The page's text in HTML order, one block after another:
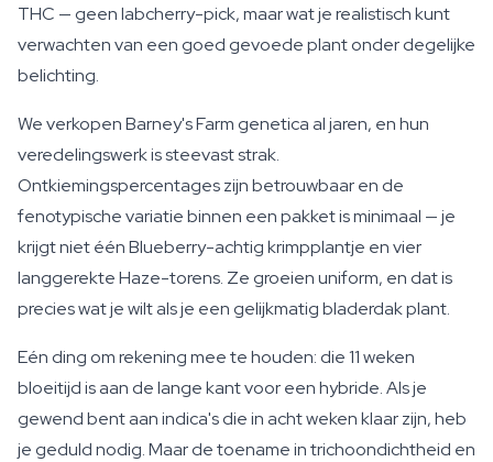
THC — geen labcherry-pick, maar wat je realistisch kunt
verwachten van een goed gevoede plant onder degelijke
belichting.
We verkopen Barney's Farm genetica al jaren, en hun
veredelingswerk is steevast strak.
Ontkiemingspercentages zijn betrouwbaar en de
fenotypische variatie binnen een pakket is minimaal — je
krijgt niet één Blueberry-achtig krimpplantje en vier
langgerekte Haze-torens. Ze groeien uniform, en dat is
precies wat je wilt als je een gelijkmatig bladerdak plant.
Eén ding om rekening mee te houden: die 11 weken
bloeitijd is aan de lange kant voor een hybride. Als je
gewend bent aan indica's die in acht weken klaar zijn, heb
je geduld nodig. Maar de toename in trichoondichtheid en